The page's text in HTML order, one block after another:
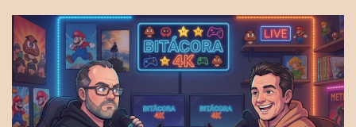
nos agregan a sus plataformas de podcast y nos dejan
comentarios en las cuentas de redes. Spotify YouTube. Twitter -
https://x.com/CronicasGoomba Instagram -
https://www.instagram.com/cronicasgoomba/ Facebook -
https://www.facebook.com/CronicasGoomba Si no estamos en tu
plataforma nos puedes agregarcn el código rss: